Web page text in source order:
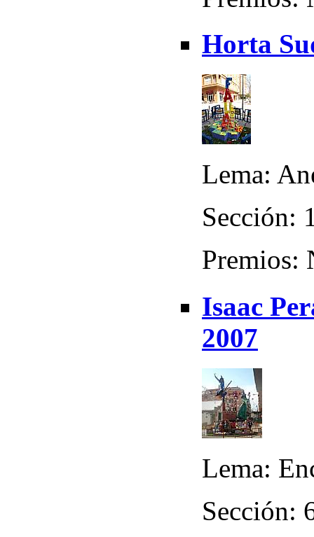
Horta
Lema:
Sección:
Premios:
Isaac
2007
Lema:
Sección: